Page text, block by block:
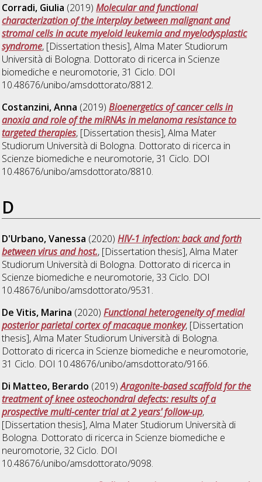
Corradi, Giulia (2019)Molecular and functional
characterization of the interplay between malignant and
stromal cells in acute myeloid leukemia and myelodysplastic
syndrome, [Dissertation thesis], Alma Mater Studiorum
Università di Bologna. Dottorato di ricerca in Scienze
biomediche e neuromotorie, 31 Ciclo. DOI
10.48676/unibo/amsdottorato/8812.
Costanzini, Anna (2019)Bioenergetics of cancer cells in
anoxia and role of the miRNAs in melanoma resistance to
targeted therapies, [Dissertation thesis], Alma Mater
Studiorum Università di Bologna. Dottorato di ricerca in
Scienze biomediche e neuromotorie, 31 Ciclo. DOI
10.48676/unibo/amsdottorato/8810.
D
D'Urbano, Vanessa (2020)HIV-1 infection: back and forth
between virus and host., [Dissertation thesis], Alma Mater
Studiorum Università di Bologna. Dottorato di ricerca in
Scienze biomediche e neuromotorie, 33 Ciclo. DOI
10.48676/unibo/amsdottorato/9531.
De Vitis, Marina (2020)Functional heterogeneity of medial
posterior parietal cortex of macaque monkey, [Dissertation
thesis], Alma Mater Studiorum Università di Bologna.
Dottorato di ricerca in Scienze biomediche e neuromotorie,
31 Ciclo. DOI 10.48676/unibo/amsdottorato/9166.
Di Matteo, Berardo (2019)Aragonite-based scaffold for the
treatment of knee osteochondral defects: results of a
prospective multi-center trial at 2 years' follow-up,
[Dissertation thesis], Alma Mater Studiorum Università di
Bologna. Dottorato di ricerca in Scienze biomediche e
neuromotorie, 32 Ciclo. DOI
10.48676/unibo/amsdottorato/9098.